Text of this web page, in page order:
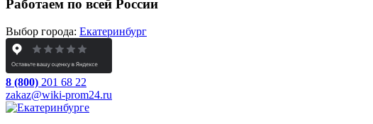
Работаем по всей России
Выбор города: Екатеринбург
8 (800) 201 68 22
zakaz@wiki-prom24.ru